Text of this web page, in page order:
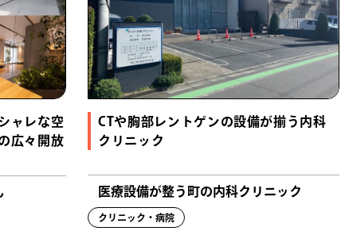
ャレな空
広々開放
CTや胸部レントゲンの設備が揃う内科
クリニック
医療設備が整う町の内科クリニック
クリニック・病院